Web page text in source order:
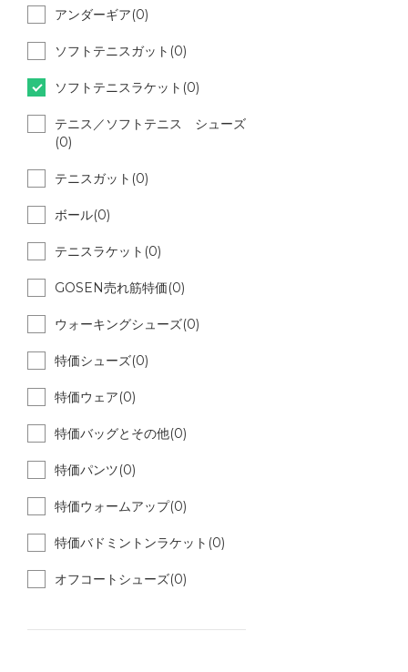
アンダーギア(0)
ソフトテニスガット(0)
ソフトテニスラケット(0)
テニス／ソフトテニス シューズ
(0)
テニスガット(0)
ボール(0)
テニスラケット(0)
GOSEN売れ筋特価(0)
ウォーキングシューズ(0)
特価シューズ(0)
特価ウェア(0)
特価バッグとその他(0)
特価パンツ(0)
特価ウォームアップ(0)
特価バドミントンラケット(0)
オフコートシューズ(0)